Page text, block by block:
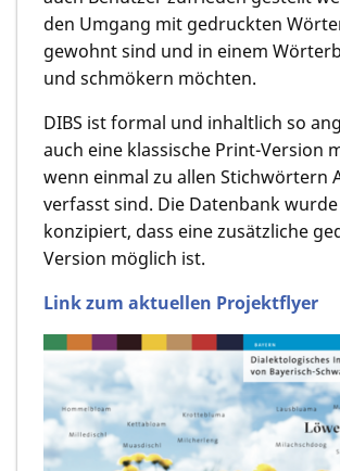
den Umgang mit gedruckten
gewohnt sind und in einem
und schmökern möchten.
DIBS ist formal und inhaltlich so
auch eine klassische Print-Version
wenn einmal zu allen Stichwörtern
verfasst sind. Die Datenbank
konzipiert, dass eine zusätzliche
Version möglich ist.
Link zum aktuellen Projektflyer